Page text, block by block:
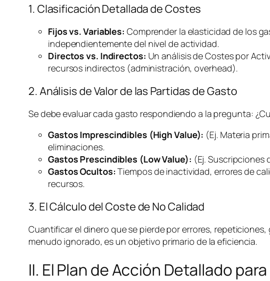
1. Clasificación Detallada de Costes
Fijos vs. Variables: Comprender la elasticidad de los
independientemente del nivel de actividad.
Directos vs. Indirectos: Un análisis de Costes por
recursos indirectos (administración,overhead).
2. Análisis de Valor de las Partidas de Gasto
Se debe evaluar cada gasto respondiendo a la pregunta:
Gastos Imprescindibles (High Value): (Ej. Materia
eliminaciones.
Gastos Prescindibles (Low Value): (Ej. Suscripciones
Gastos Ocultos:Tiempos de inactividad, errores de
recursos.
3. El Cálculo del Coste de No Calidad
Cuantificar el dinero que se pierde por errores,
menudo ignorado, es un objetivo primario de la eficiencia.
II. El Plan de Acción Detallado